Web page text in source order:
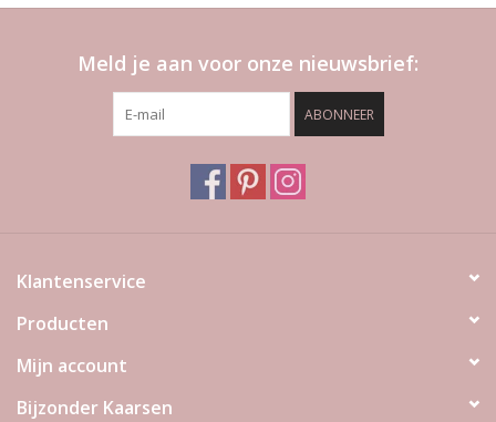
Meld je aan voor onze nieuwsbrief:
ABONNEER
Klantenservice
Producten
Mijn account
Bijzonder Kaarsen